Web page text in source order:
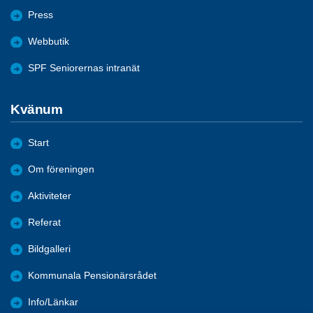
Press
Webbutik
SPF Seniorernas intranät
Kvänum
Start
Om föreningen
Aktiviteter
Referat
Bildgalleri
Kommunala Pensionärsrådet
Info/Länkar